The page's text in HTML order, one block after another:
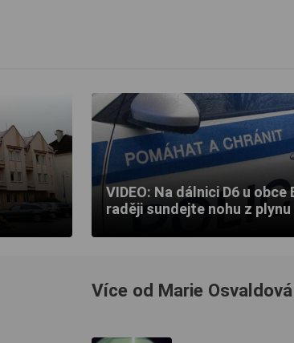
VIDEO: Na dálnici D6 u obce
raději sundejte nohu z plynu
Více od Marie Osvaldová